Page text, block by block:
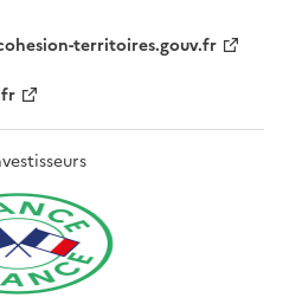
territoires.gouv.fr